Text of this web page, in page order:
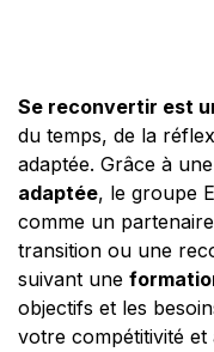
Se reconvertir est
du temps, de la
adaptée. Grâce à une
adaptée, le groupe
comme un
transition ou une
suivant une
objectifs et les
votre compétitivité